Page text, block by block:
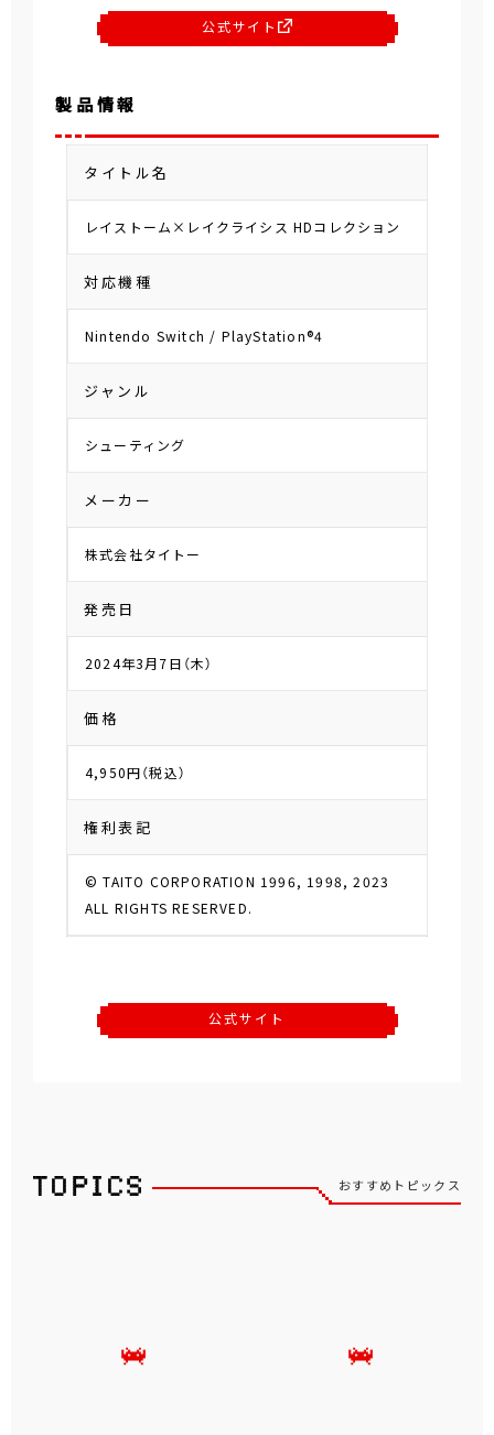
公式サイト
製品情報
タイトル名
レイストーム×レイクライシス HDコレクション
対応機種
Nintendo Switch / PlayStation®4
ジャンル
シューティング
メーカー
株式会社タイトー
発売日
2024年3月7日（木）
価格
4,950円（税込）
権利表記
© TAITO CORPORATION 1996, 1998, 2023
ALL RIGHTS RESERVED.
公式サイト
おすすめトピックス